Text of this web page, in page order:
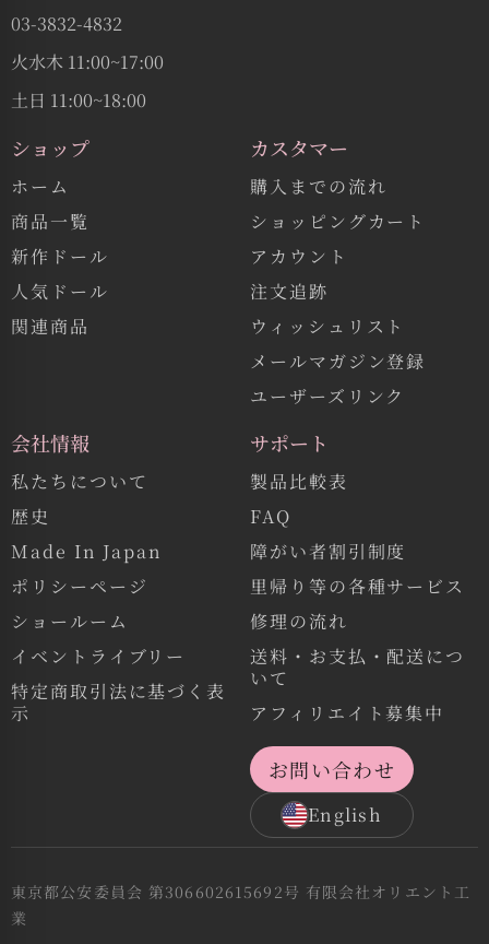
03-3832-4832
火水木 11:00~17:00
土日 11:00~18:00
ショップ
ホーム
商品一覧
新作ドール
人気ドール
関連商品
カスタマー
購入までの流れ
ショッピングカート
アカウント
注文追跡
ウィッシュリスト
メールマガジン登録
ユーザーズリンク
会社情報
私たちについて
歴史
Made In Japan
ポリシーページ
ショールーム
イベントライブリー
特定商取引法に基づく表
示
サポート
製品比較表
FAQ
障がい者割引制度
里帰り等の各種サービス
修理の流れ
送料・お支払・配送につ
いて
アフィリエイト募集中
お問い合わせ
English
東京都公安委員会 第306602615692号 有限会社オリエント工
業